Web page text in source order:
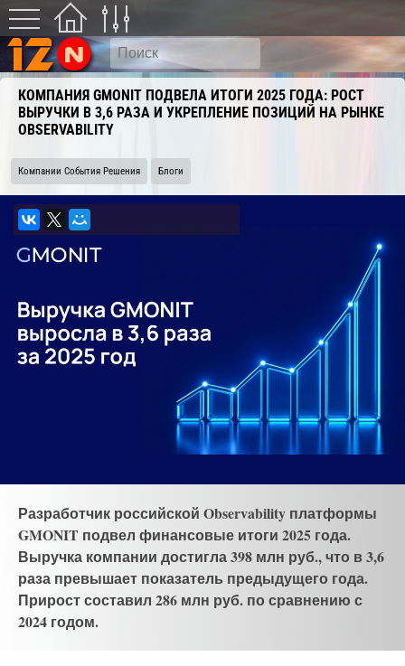
КОМПАНИЯ GMONIT ПОДВЕЛА ИТОГИ 2025 ГОДА: РОСТ
ВЫРУЧКИ В 3,6 РАЗА И УКРЕПЛЕНИЕ ПОЗИЦИЙ НА РЫНКЕ
OBSERVABILITY
Компании События Решения Блоги
Разработчик российской Observability платформы
GMONIT подвел финансовые итоги 2025 года.
Выручка компании достигла 398 млн руб., что в 3,6
раза превышает показатель предыдущего года.
Прирост составил 286 млн руб. по сравнению с
2024 годом.